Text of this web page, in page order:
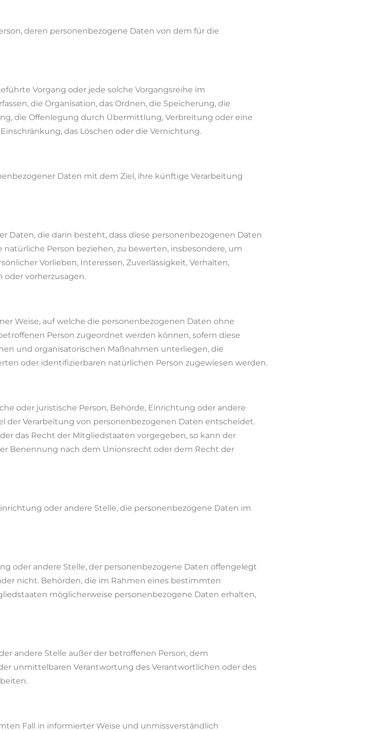
deren personenbezogene Daten von dem für die
Vorgang oder jede solche Vorgangsreihe im
die Organisation, das Ordnen, die Speicherung, die
die Offenlegung durch Übermittlung, Verbreitung oder eine
das Löschen oder die Vernichtung.
Daten mit dem Ziel, ihre künftige Verarbeitung
Daten, die darin besteht, dass diese personenbezogenen Daten
Person beziehen, zu bewerten, insbesondere, um
Vorlieben, Interessen, Zuverlässigkeit, Verhalten,
oder vorherzusagen.
Weise, auf welche die personenbezogenen Daten ohne
Person zugeordnet werden können, sofern diese
und organisatorischen Maßnahmen unterliegen, die
oder identifizierbaren natürlichen Person zugewiesen werden.
oder juristische Person, Behörde, Einrichtung oder andere
der Verarbeitung von personenbezogenen Daten entscheidet.
das Recht der Mitgliedstaaten vorgegeben, so kann der
Benennung nach dem Unionsrecht oder dem Recht der
oder andere Stelle, die personenbezogene Daten im
oder andere Stelle, der personenbezogene Daten offengelegt
nicht. Behörden, die im Rahmen eines bestimmten
möglicherweise personenbezogene Daten erhalten,
andere Stelle außer der betroffenen Person, dem
unmittelbaren Verantwortung des Verantwortlichen oder des
Fall in informierter Weise und unmissverständlich